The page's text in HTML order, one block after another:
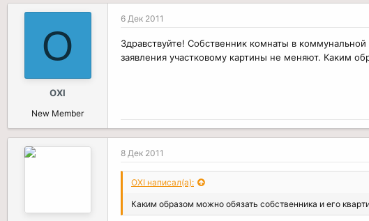
O
OXI
New Member
6 Дек 2011
Здравствуйте! Собственник комнаты в
заявления участковому картины не меняют. Каким
8 Дек 2011
OXI написал(а):
Каким образом можно обязать собственника и его